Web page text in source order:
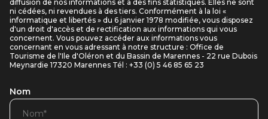
diffusion de nos informations et à des fins statistiques. Elles ne sont
ni cédées, ni revendues à des tiers. Conformément à la loi «
informatique et libertés » du 6 janvier 1978 modifiée, vous disposez
d'un droit d'accès et de rectification aux informations qui vous
concernent. Vous pouvez accéder aux informations vous
concernant en vous adressant à notre structure : Office de
Tourisme de l'Ile d'Oléron et du Bassin de Marennes - 22 rue Dubois
Meynardie 17320 Marennes Tél : +33 (0) 5 46 85 65 23
Nom